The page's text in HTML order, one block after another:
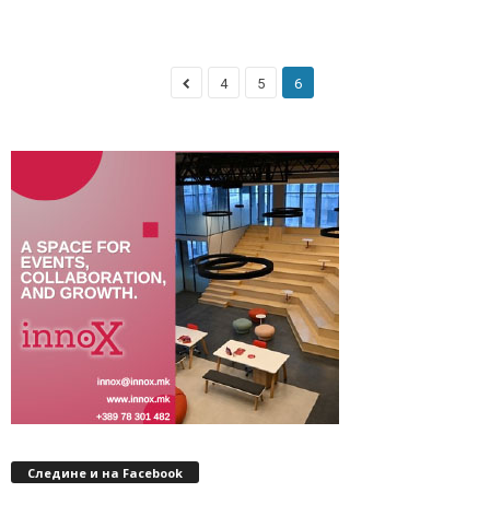
4 5 6
Следине и на Facebook